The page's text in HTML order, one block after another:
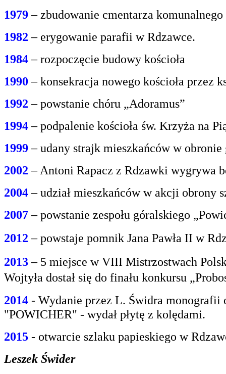
1979– zbudowanie cmentarza
1982 – erygowanie parafii w Rdzawce.
1984– rozpoczęcie budowy kościoła
1990 – konsekracja nowego kościoła przez
1992 – powstanie chóru „Adoramus”
1994– podpalenie kościoła św. Krzyża na
1999– udany strajk mieszkańców w
2002 – Antoni Rapacz z Rdzawki wygrywa
2004– udział mieszkańców w akcji obrony
2007– powstanie zespołu góralskiego
2012 – powstaje pomnik Jana Pawła II w
2013– 5 miejsce w VIII Mistrzostwach
Wojtyła dostał się do finału konkursu
2014 - Wydanie przez L. Świdra monografii
"POWICHER" - wydał płytę z kolędami.
2015 - otwarcie szlaku papieskiego w
Leszek Świder